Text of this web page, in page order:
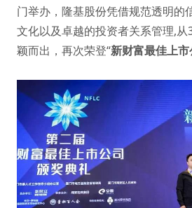
门举办，隆基股份凭借规范透明的
文化以及卓越的投资者关系管理,
颖而出，再次荣登“新财富最佳上